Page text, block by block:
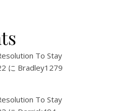
To Stay
に Bradley1279
To Stay